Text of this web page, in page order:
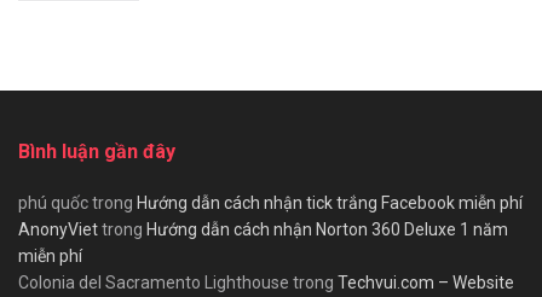
Bình luận gần đây
phú quốctrong Hướng dẫn cách nhận tick trắng Facebook miễn phí
AnonyViettrong Hướng dẫn cách nhận Norton 360 Deluxe 1 năm
miễn phí
Colonia del Sacramento Lighthouse trong Techvui.com – Website